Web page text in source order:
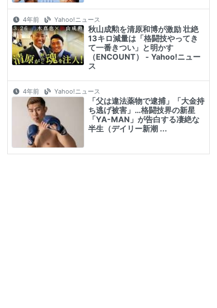
4年前 Yahoo!ニュース
秋山成勲を清原和博が激励 壮絶
13キロ減量は「格闘技やってき
て一番きつい」と明かす
（ENCOUNT） - Yahoo!ニュー
ス
4年前 Yahoo!ニュース
「父は違法薬物で逮捕」「大金持
ち逃げ被害」…格闘技界の新星
「YA-MAN」が告白する凄絶な
半生（デイリー新潮 ...